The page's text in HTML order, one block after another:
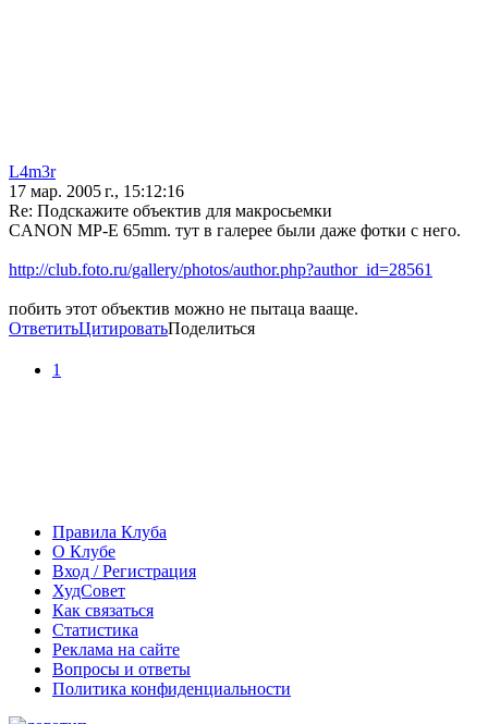
L4m3r
17 мар. 2005 г., 15:12:16
Re: Подскажите объектив для макросьемки
CANON MP-E 65mm. тут в галерее были даже фотки с него.
http://club.foto.ru/gallery/photos/author.php?author_id=28561
побить этот объектив можно не пытаца вааще.
ОтветитьЦитироватьПоделиться
1
Правила Клуба
О Клубе
Вход / Регистрация
ХудСовет
Как связаться
Статистика
Реклама на сайте
Вопросы и ответы
Политика конфиденциальности